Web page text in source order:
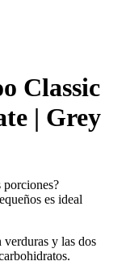
Classic
| Grey
porciones?
es ideal
y las dos